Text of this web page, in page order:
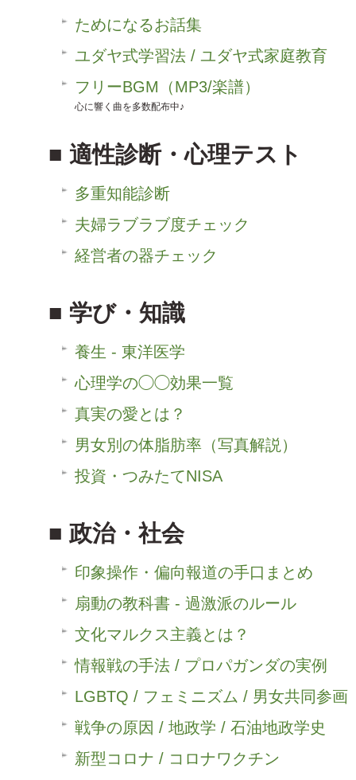
ためになるお話集
ユダヤ式学習法 / ユダヤ式家庭教育
フリーBGM（MP3/楽譜）
心に響く曲を多数配布中♪
適性診断・心理テスト
多重知能診断
夫婦ラブラブ度チェック
経営者の器チェック
学び・知識
養生 - 東洋医学
心理学の◯◯効果一覧
真実の愛とは？
男女別の体脂肪率（写真解説）
投資・つみたてNISA
政治・社会
印象操作・偏向報道の手口まとめ
扇動の教科書 - 過激派のルール
文化マルクス主義とは？
情報戦の手法 / プロパガンダの実例
LGBTQ / フェミニズム / 男女共同参画
戦争の原因 / 地政学 / 石油地政学史
新型コロナ / コロナワクチン